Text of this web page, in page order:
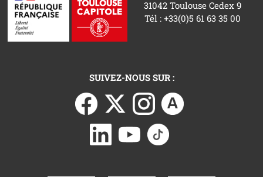
31042 Toulouse Cedex 9
Tél : +33(0)5 61 63 35 00
SUIVEZ-NOUS SUR :